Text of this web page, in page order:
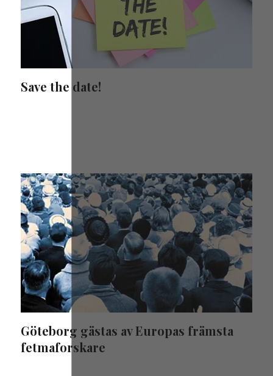
Save the date!
Göteborg gästas av Europas främsta
fetmaforskare